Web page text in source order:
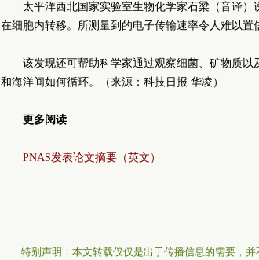
太平洋西北国家实验室生物化学家石梁（音译
在细胞内转移。所测量到的电子传输速率令人难以
该发现还可帮助科学家通过观察细菌、矿物质
和海洋间如何循环。（来源：科技日报 华凌）
更多阅读
PNAS发表论文摘要（英文）
特别声明：本文转载仅仅是出于传播信息的需要，